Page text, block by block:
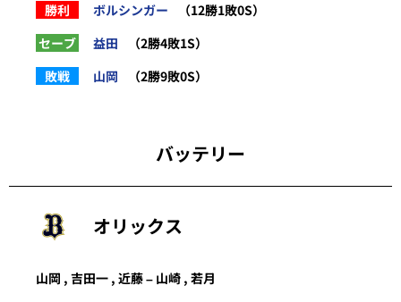
勝利 ボルシンガー
（12勝1敗0S）
セーブ
益田
（2勝4敗1S）
敗戦
山岡 （2勝9敗0S）
バッテリー
オリックス
山岡 , 吉田一 , 近藤– 山崎 , 若月